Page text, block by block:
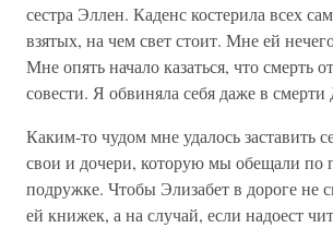
сестра Эллен. Каденс костерила всех
взятых, на чем свет стоит. Мне ей
Мне опять начало казаться, что смерть
совести. Я обвиняла себя даже в смерти
Каким-то чудом мне удалось заставить
свои и дочери, которую мы обещали по
подружке. Чтобы Элизабет в дороге не
ей книжек, а на случай, если надоест